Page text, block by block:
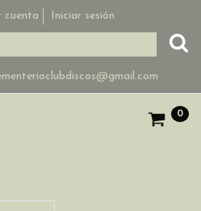
cuenta Iniciar sesión
0